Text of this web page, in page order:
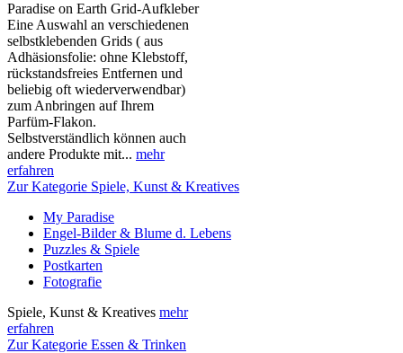
Paradise on Earth Grid-Aufkleber
Eine Auswahl an verschiedenen
selbstklebenden Grids ( aus
Adhäsionsfolie: ohne Klebstoff,
rückstandsfreies Entfernen und
beliebig oft wiederverwendbar)
zum Anbringen auf Ihrem
Parfüm-Flakon.
Selbstverständlich können auch
andere Produkte mit... mehr
erfahren
Zur Kategorie Spiele, Kunst & Kreatives
My Paradise
Engel-Bilder & Blume d. Lebens
Puzzles & Spiele
Postkarten
Fotografie
Spiele, Kunst & Kreatives mehr
erfahren
Zur Kategorie Essen & Trinken